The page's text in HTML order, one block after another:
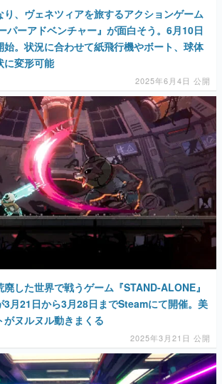
り、ヴェネツィアを旅するアクションゲーム
パーアドベンチャー』が面白そう。6月10日
始。状況に合わせて紙飛行機やボート、球体
に変形可能
2025年6月4日 公開
した世界で戦うゲーム『STAND-ALONE』
3月21日から3月28日までSteamにて開催。美
ヌルヌル動きまくる
2025年3月21日 公開